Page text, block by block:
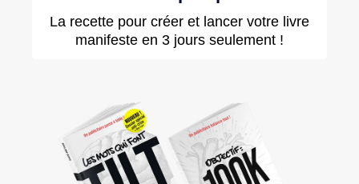
La recette pour créer et lancer votre livre
manifeste en 3 jours seulement !